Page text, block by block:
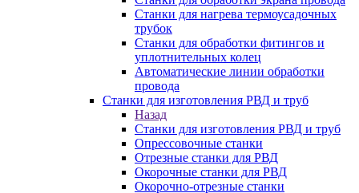
Станки для нагрева термоусадочных
трубок
Станки для обработки фитингов и
уплотнительных колец
Автоматические линии обработки
провода
Станки для изготовления РВД и труб
Назад
Станки для изготовления РВД и труб
Опрессовочные станки
Отрезные станки для РВД
Окорочные станки для РВД
Окорочно-отрезные станки